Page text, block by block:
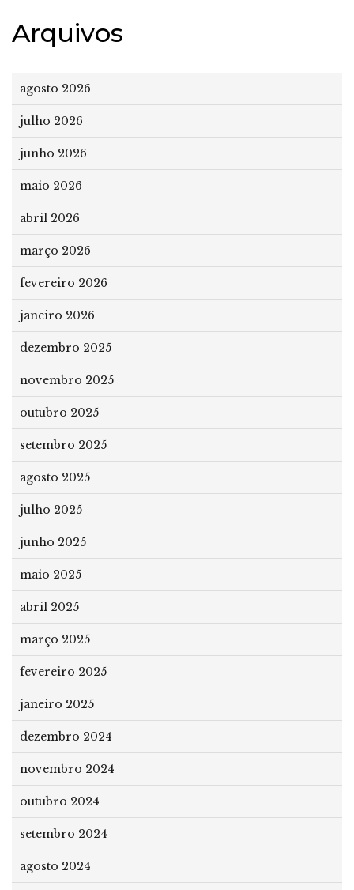
Arquivos
agosto 2026
julho 2026
junho 2026
maio 2026
abril 2026
março 2026
fevereiro 2026
janeiro 2026
dezembro 2025
novembro 2025
outubro 2025
setembro 2025
agosto 2025
julho 2025
junho 2025
maio 2025
abril 2025
março 2025
fevereiro 2025
janeiro 2025
dezembro 2024
novembro 2024
outubro 2024
setembro 2024
agosto 2024